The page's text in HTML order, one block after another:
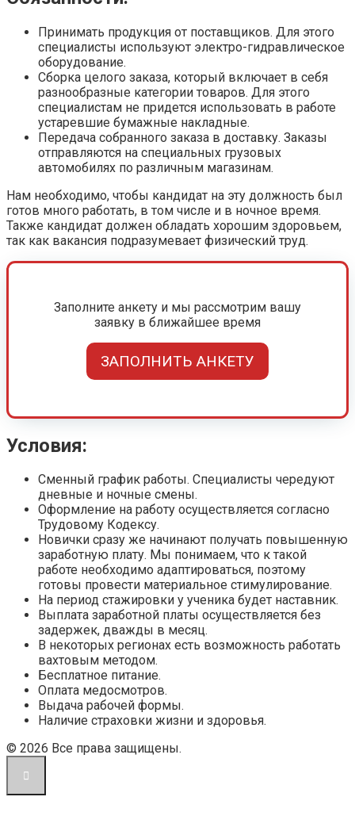
Принимать продукция от поставщиков. Для этого
специалисты используют электро-гидравлическое
оборудование.
Сборка целого заказа, который включает в себя
разнообразные категории товаров. Для этого
специалистам не придется использовать в работе
устаревшие бумажные накладные.
Передача собранного заказа в доставку. Заказы
отправляются на специальных грузовых
автомобилях по различным магазинам.
Нам необходимо, чтобы кандидат на эту должность был
готов много работать, в том числе и в ночное время.
Также кандидат должен обладать хорошим здоровьем,
так как вакансия подразумевает физический труд.
Заполните анкету и мы рассмотрим вашу
заявку в ближайшее время
ЗАПОЛНИТЬ АНКЕТУ
Условия:
Сменный график работы. Специалисты чередуют
дневные и ночные смены.
Оформление на работу осуществляется согласно
Трудовому Кодексу.
Новички сразу же начинают получать повышенную
заработную плату. Мы понимаем, что к такой
работе необходимо адаптироваться, поэтому
готовы провести материальное стимулирование.
На период стажировки у ученика будет наставник.
Выплата заработной платы осуществляется без
задержек, дважды в месяц.
В некоторых регионах есть возможность работать
вахтовым методом.
Бесплатное питание.
Оплата медосмотров.
Выдача рабочей формы.
Наличие страховки жизни и здоровья.
© 2026 Все права защищены.